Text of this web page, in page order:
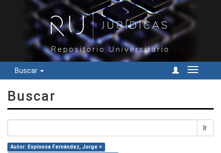
Buscar
Cambiar
Buscar
Ir
Autor: Espinosa Fernández, Jorge ×